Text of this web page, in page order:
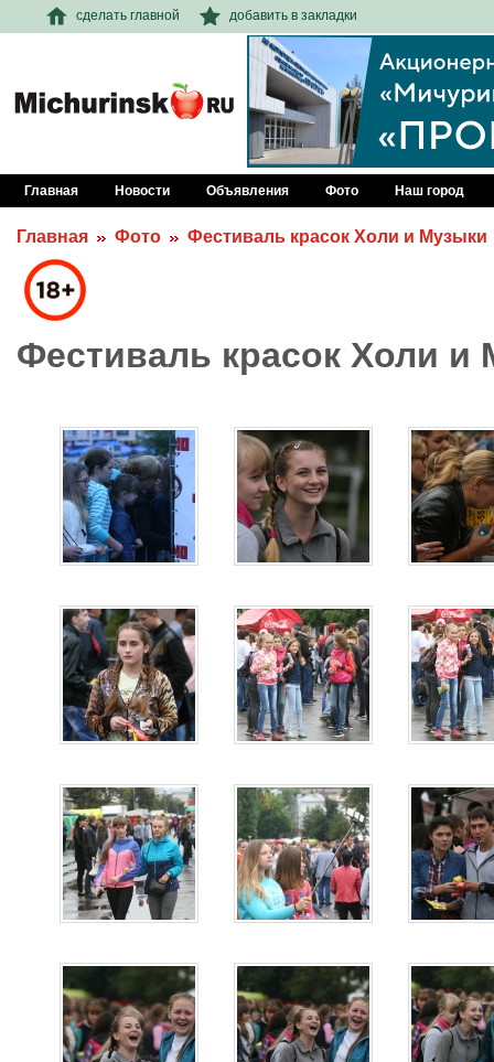
сделать главной добавить в закладки
Главная Новости Объявления Фото Наш город
Главная Фото Фестиваль красок Холи и Музыки
Фестиваль красок Холи и